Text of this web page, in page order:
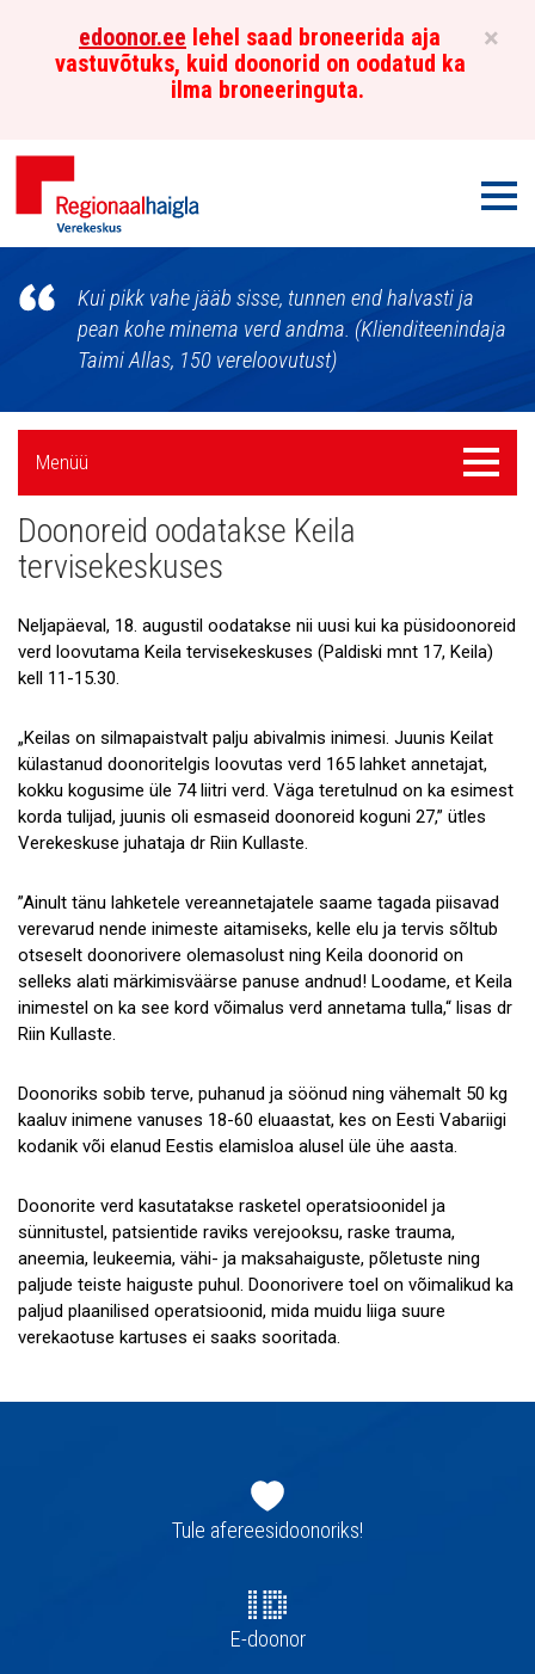
×
edoonor.ee lehel saad broneerida aja
vastuvõtuks, kuid doonorid on oodatud ka
ilma broneeringuta.
Põhja-
Eesti
Regionaalhaigla
Verekeskus
Kui pikk vahe jääb sisse, tunnen end halvasti ja
pean kohe minema verd andma. (Klienditeenindaja
Taimi Allas, 150 vereloovutust)
Külgpaani
navigatsioon
Menüü
Menüü
Uudised
Galerii
Koostöö
Tule tööle!
Tule ekskursioonile!
Andmekaitse
Doonoreid oodatakse Keila
tervisekeskuses
Neljapäeval, 18. augustil oodatakse nii uusi kui ka püsidoonoreid
verd loovutama Keila tervisekeskuses (Paldiski mnt 17, Keila)
kell 11-15.30.
„Keilas on silmapaistvalt palju abivalmis inimesi. Juunis Keilat
külastanud doonoritelgis loovutas verd 165 lahket annetajat,
kokku kogusime üle 74 liitri verd. Väga teretulnud on ka esimest
korda tulijad, juunis oli esmaseid doonoreid koguni 27,” ütles
Verekeskuse juhataja dr Riin Kullaste.
”Ainult tänu lahketele vereannetajatele saame tagada piisavad
verevarud nende inimeste aitamiseks, kelle elu ja tervis sõltub
otseselt doonorivere olemasolust ning Keila doonorid on
selleks alati märkimisväärse panuse andnud! Loodame, et Keila
inimestel on ka see kord võimalus verd annetama tulla,“ lisas dr
Riin Kullaste.
Doonoriks sobib terve, puhanud ja söönud ning vähemalt 50 kg
kaaluv inimene vanuses 18-60 eluaastat, kes on Eesti Vabariigi
kodanik või elanud Eestis elamisloa alusel üle ühe aasta.
Doonorite verd kasutatakse rasketel operatsioonidel ja
sünnitustel, patsientide raviks verejooksu, raske trauma,
aneemia, leukeemia, vähi- ja maksahaiguste, põletuste ning
paljude teiste haiguste puhul. Doonorivere toel on võimalikud ka
paljud plaanilised operatsioonid, mida muidu liiga suure
verekaotuse kartuses ei saaks sooritada.
navigatsioonTule afereesidoonoriks!
E-doonor